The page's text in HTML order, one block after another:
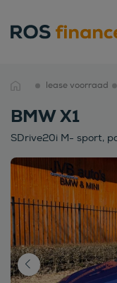
lease voorraad
BMW X1
SDrive20i M- sport,